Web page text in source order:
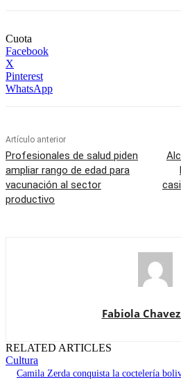
Cuota
Facebook
X
Pinterest
WhatsApp
Artículo anterior
Profesionales de salud piden
ampliar rango de edad para
vacunación al sector
productivo
Fabiola
RELATED ARTICLES
Cultura
Camila Zerda conquista la coctelería